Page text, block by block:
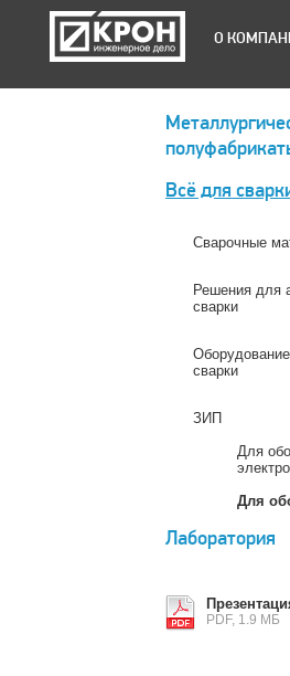
О
Всё для
Сварочные
Решения для
сварки
сварки
ЗИП
Для
Для
Лаборатория
PDF, 1.9 МБ